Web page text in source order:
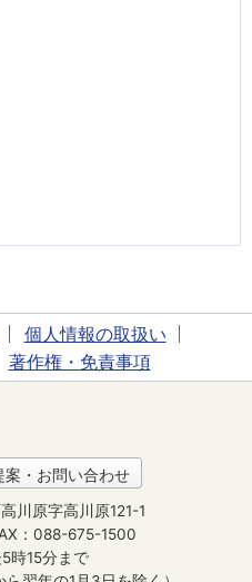
個人情報の取扱い
著作権・免責事項
案・お問い合わせ
川原字高川原121-1
：088-675-1500
時15分まで